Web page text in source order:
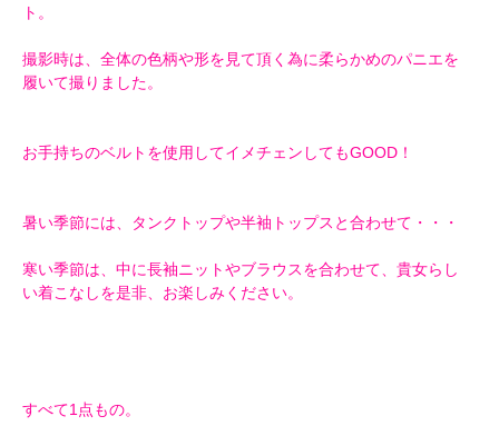
ト。
撮影時は、全体の色柄や形を見て頂く為に柔らかめのパニエを
履いて撮りました。
お手持ちのベルトを使用してイメチェンしてもGOOD！
暑い季節には、タンクトップや半袖トップスと合わせて・・・
寒い季節は、中に長袖ニットやブラウスを合わせて、貴女らし
い着こなしを是非、お楽しみください。
すべて1点もの。